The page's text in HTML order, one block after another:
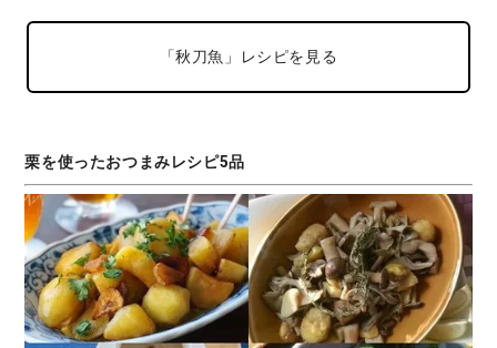
「秋刀魚」レシピを見る
栗を使ったおつまみレシピ5品